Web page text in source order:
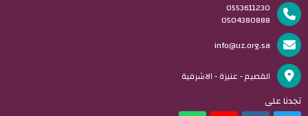
0553611230
0504380888
info@uz.org.sa
القصيم - عنيزة - الاشرفية
تجدنا على